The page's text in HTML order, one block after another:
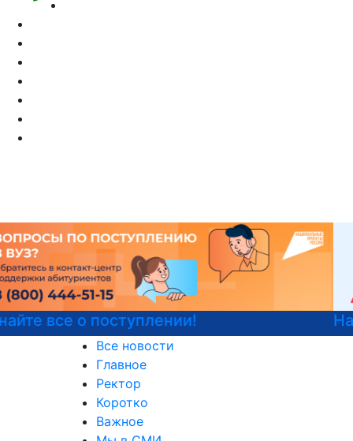
Национальные проекты России
Все новости
Главное
Ректор
Коротко
Важное